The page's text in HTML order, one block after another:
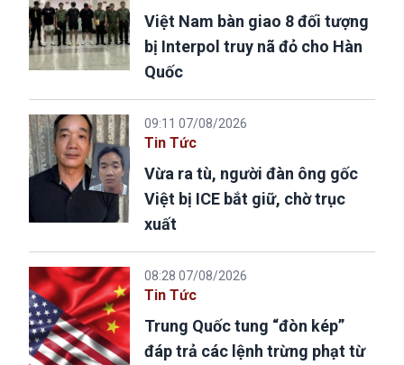
Việt Nam bàn giao 8 đối tượng
bị Interpol truy nã đỏ cho Hàn
Quốc
09:11 07/08/2026
Tin Tức
Vừa ra tù, người đàn ông gốc
Việt bị ICE bắt giữ, chờ trục
xuất
08:28 07/08/2026
Tin Tức
Trung Quốc tung “đòn kép”
đáp trả các lệnh trừng phạt từ